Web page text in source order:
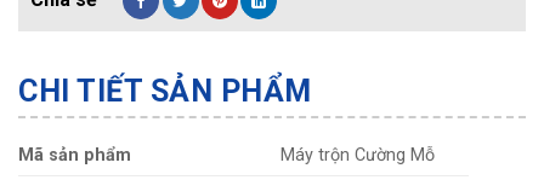
CHI TIẾT SẢN PHẨM
Mã sản phẩm
Máy trộn Cường Mỗ